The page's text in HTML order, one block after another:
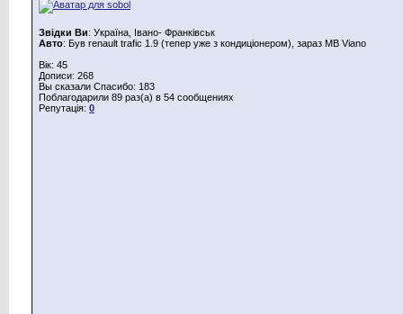
Звідки Ви: Україна, Івано- Франківськ
Авто: Був renault trafic 1.9 (тепер уже з кондиціонером), зараз MB Viano
Вік: 45
Дописи: 268
Вы сказали Спасибо: 183
Поблагодарили 89 раз(а) в 54 сообщениях
Репутація: 0